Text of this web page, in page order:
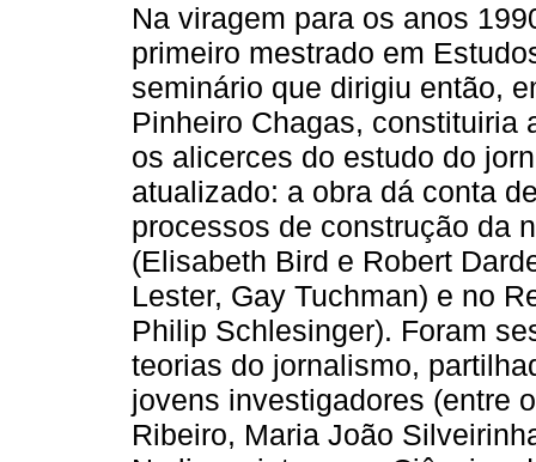
Na viragem para os anos
primeiro mestrado em
seminário que dirigiu então,
Pinheiro Chagas, constituiria
os alicerces do estudo do
atualizado: a obra dá conta
processos de construção da
(Elisabeth Bird e Robert
Lester, Gay Tuchman) e no
Philip Schlesinger). Foram
teorias do jornalismo,
jovens investigadores (entre
Ribeiro, Maria João